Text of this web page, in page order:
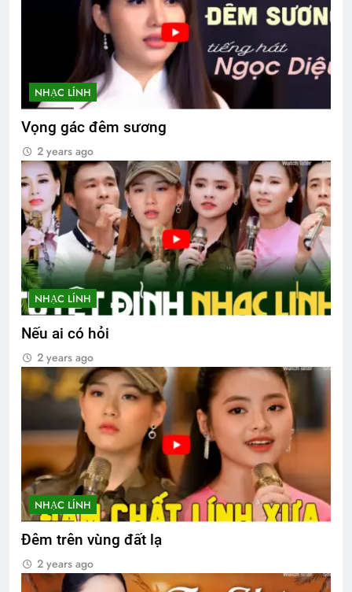
NHẠC LÍNH
Vọng gác đêm sương
2 years ago
NHẠC LÍNH
Nếu ai có hỏi
2 years ago
NHẠC LÍNH
Đêm trên vùng đất lạ
2 years ago